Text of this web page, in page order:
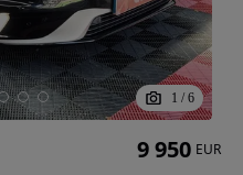
1 / 6
9 950 EUR